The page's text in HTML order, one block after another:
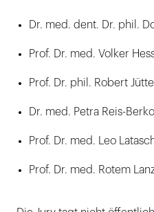
Dr. med. dent. Dr. phil.
Prof. Dr. med. Volker
Prof. Dr. phil. Robert Jütte
Dr. med. Petra Reis-
Prof. Dr. med. Leo
Prof. Dr. med. Rotem